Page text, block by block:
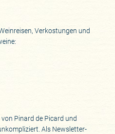
Verkostungen und
Seite
YouTube-Seite
Pinard de Picard und
Als Newsletter-